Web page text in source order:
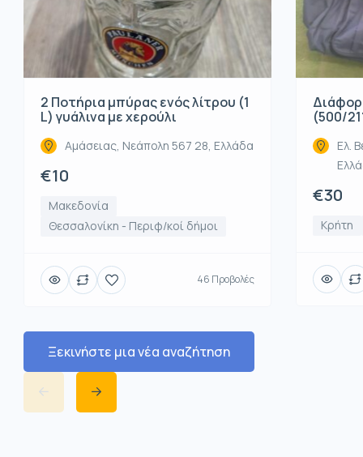
2 Ποτήρια μπύρας ενός λίτρου (1
L) γυάλινα με χερούλι
Αμάσειας, Νεάπολη 567 28, Ελλάδα
€10
Μακεδονία
Θεσσαλονίκη - Περιφ/κοί δήμοι
46 Προβολές
(500/
Ελ.
€30
Κρήτη
Ξεκινήστε μια νέα αναζήτηση